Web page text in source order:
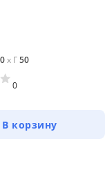
x Г50
0
В корзину